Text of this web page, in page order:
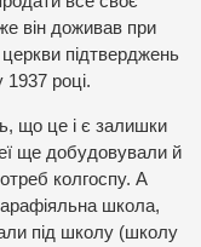
він доживав при
підтверджень
році.
що це і є залишки
ще добудовували й
колгоспу. А
школа,
під школу (школу